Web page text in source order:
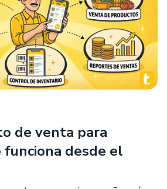
de venta para
funciona desde el